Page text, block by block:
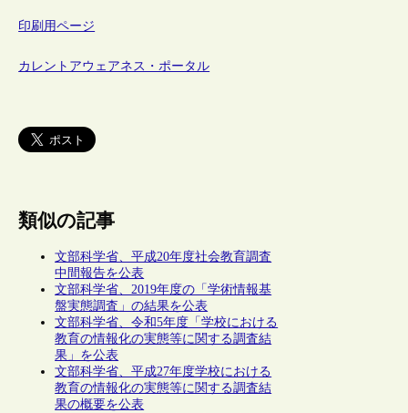
印刷用ページ
カレントアウェアネス・ポータル
類似の記事
文部科学省、平成20年度社会教育調査
中間報告を公表
文部科学省、2019年度の「学術情報基
盤実態調査」の結果を公表
文部科学省、令和5年度「学校における
教育の情報化の実態等に関する調査結
果」を公表
文部科学省、平成27年度学校における
教育の情報化の実態等に関する調査結
果の概要を公表